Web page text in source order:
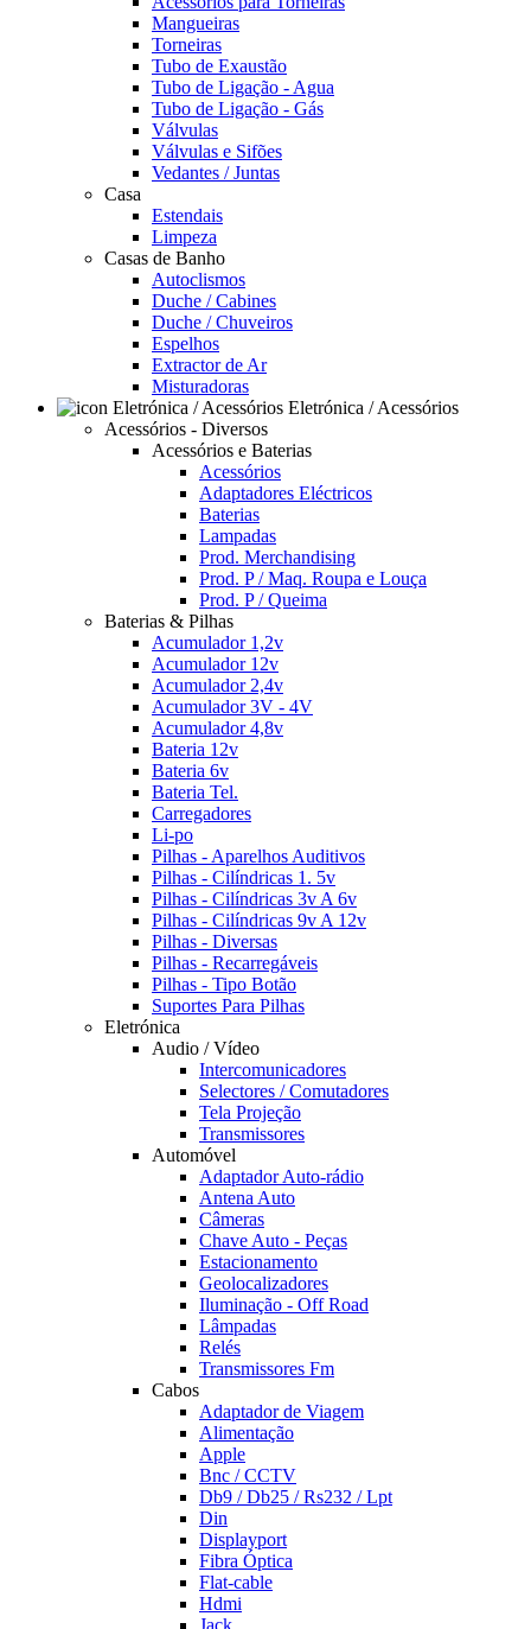
Mangueiras
Torneiras
Tubo de Exaustão
Tubo de Ligação - Agua
Tubo de Ligação - Gás
Válvulas
Válvulas e Sifões
Vedantes / Juntas
Casa
Estendais
Limpeza
Casas de Banho
Autoclismos
Duche / Cabines
Duche / Chuveiros
Espelhos
Extractor de Ar
Misturadoras
Eletrónica / Acessórios
Acessórios - Diversos
Acessórios e Baterias
Acessórios
Adaptadores Eléctricos
Baterias
Lampadas
Prod. Merchandising
Prod. P / Maq. Roupa e Louça
Prod. P / Queima
Baterias & Pilhas
Acumulador 1,2v
Acumulador 12v
Acumulador 2,4v
Acumulador 3V - 4V
Acumulador 4,8v
Bateria 12v
Bateria 6v
Bateria Tel.
Carregadores
Li-po
Pilhas - Aparelhos Auditivos
Pilhas - Cilíndricas 1. 5v
Pilhas - Cilíndricas 3v A 6v
Pilhas - Cilíndricas 9v A 12v
Pilhas - Diversas
Pilhas - Recarregáveis
Pilhas - Tipo Botão
Suportes Para Pilhas
Eletrónica
Audio / Vídeo
Intercomunicadores
Selectores / Comutadores
Tela Projeção
Transmissores
Automóvel
Adaptador Auto-rádio
Antena Auto
Câmeras
Chave Auto - Peças
Estacionamento
Geolocalizadores
Iluminação - Off Road
Lâmpadas
Relés
Transmissores Fm
Cabos
Adaptador de Viagem
Alimentação
Apple
Bnc / CCTV
Db9 / Db25 / Rs232 / Lpt
Din
Displayport
Fibra Óptica
Flat-cable
Hdmi
Jack